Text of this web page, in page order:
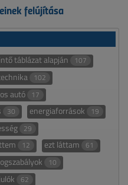
felújítása
táblázat alapján 107
102
autó 17
30 energiaforrások 19
29
12 ezt láttam 61
10
62